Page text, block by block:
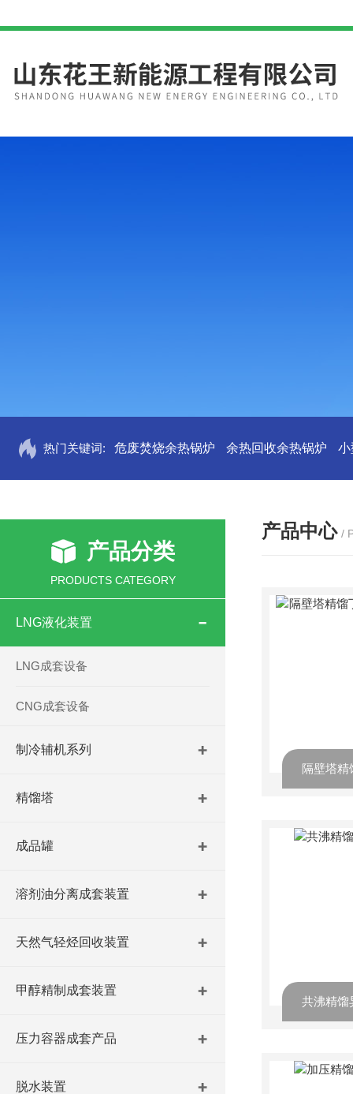
热门关键词: 危废焚烧余热锅炉 余热回收余热锅炉 小
产品分类
PRODUCTS CATEGORY
LNG液化装置
LNG成套设备
CNG成套设备
制冷辅机系列
精馏塔
成品罐
溶剂油分离成套装置
天然气轻烃回收装置
甲醇精制成套装置
压力容器成套产品
脱水装置
产品中心 /